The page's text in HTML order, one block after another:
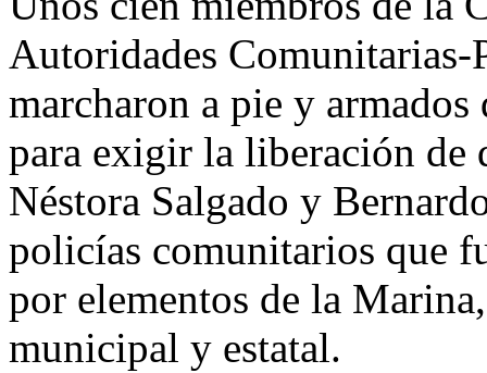
Autoridades
marcharon a pie y
para exigir la liberación de
Néstora Salgado y
policías comunitarios que
por elementos de la
municipal y estatal.